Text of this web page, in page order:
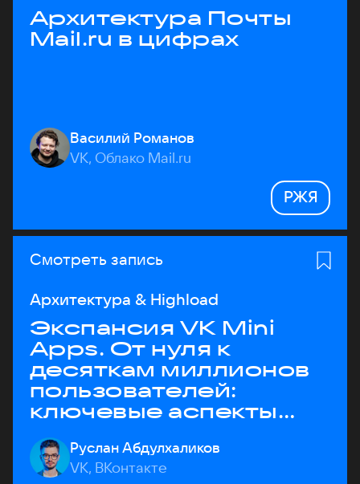
Архитектура Почты
Mail.ru в цифрах
Василий Романов
VK, Облако Mail.ru
РЖЯ
Смотреть запись
Архитектура & Highload
Экспансия VK Mini
Apps. От нуля к
десяткам миллионов
пользователей:
ключевые аспекты
архитектуры
Руслан Абдулхаликов
VK, ВКонтакте